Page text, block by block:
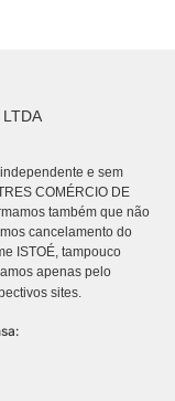
e sem
COMÉRCIO DE
também que não
cancelamento do
ISTOÉ, tampouco
apenas pelo
sites.